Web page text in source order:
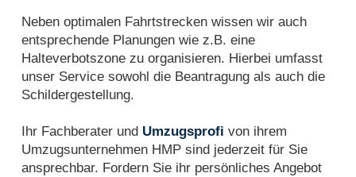
Neben optimalen Fahrtstrecken wissen wir auch
entsprechende Planungen wie z.B. eine
Halteverbotszone zu organisieren. Hierbei umfasst
unser Service sowohl die Beantragung als auch die
Schildergestellung.
Ihr Fachberater und Umzugsprofi von ihrem
Umzugsunternehmen HMP sind jederzeit für Sie
ansprechbar. Fordern Sie ihr persönliches Angebot